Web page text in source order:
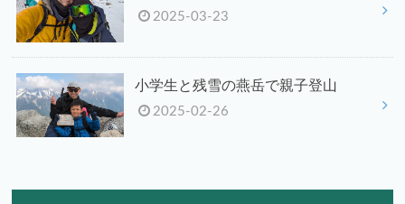
2025-03-23
小学生と残雪の燕岳で親子登山
2025-02-26